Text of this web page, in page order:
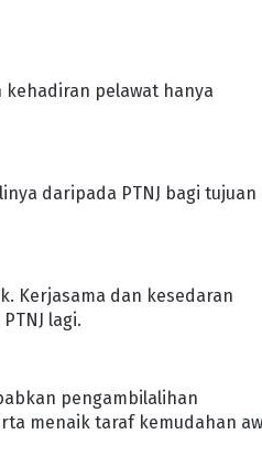
pelawat hanya
daripada PTNJ bagi tujuan
Kerjasama dan kesedaran
lagi.
pengambilalihan
menaik taraf kemudahan